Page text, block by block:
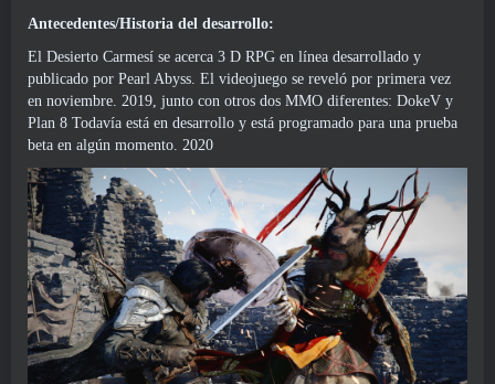
Antecedentes/Historia del desarrollo:
El Desierto Carmesí se acerca 3 D RPG en línea desarrollado y
publicado por Pearl Abyss. El videojuego se reveló por primera vez
en noviembre. 2019, junto con otros dos MMO diferentes: DokeV y
Plan 8 Todavía está en desarrollo y está programado para una prueba
beta en algún momento. 2020